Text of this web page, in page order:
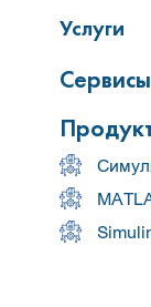
Услуги
Сервисы